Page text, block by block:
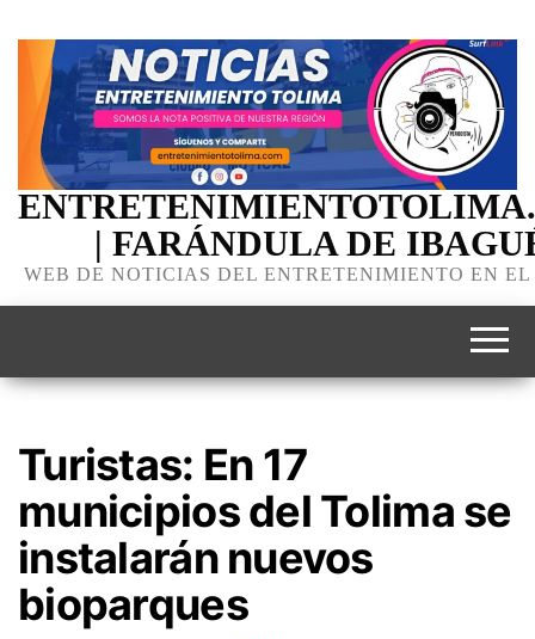
| FARÁNDULA DE
WEB DE NOTICIAS DEL ENTRETENIMIENTO EN
Turistas: En 17
municipios del Tolima se
instalarán nuevos
bioparques